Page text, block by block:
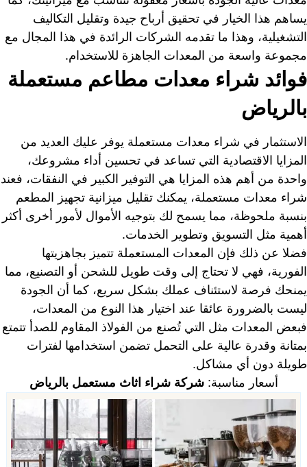
يساهم هذا الخيار في تحقيق أرباح جيدة وتقليل التكاليف
التشغيلية، وهذا ما تقدمه الشركات الرائدة في هذا المجال مع
مجموعة واسعة من المعدات الجاهزة للاستخدام.
فوائد شراء معدات مطاعم مستعملة
بالرياض
الاستثمار في شراء معدات مستعملة يوفر عليك العديد من
المزايا الاقتصادية التي تساعد في تحسين أداء مشروعك،
واحدة من أهم هذه المزايا هي التوفير الكبير في النفقات، فعند
شراء معدات مستعملة، يمكنك تقليل ميزانية تجهيز المطعم
بنسبة ملحوظة، مما يسمح لك بتوجيه الأموال لأمور أخرى أكثر
أهمية مثل التسويق وتطوير الخدمات.
فضلا عن ذلك فإن المعدات المستعملة تتميز بجاهزيتها
الفورية، فهي لا تحتاج إلى وقت طويل للشحن أو التصنيع، مما
يمنحك فرصة لاستئناف عملك بشكل سريع، كما أن الجودة
ليست بالضرورة عائقا عند اختيار هذا النوع من المعدات،
فبعض المعدات مثل التي تُصنع من الفولاذ المقاوم للصدأ تتمتع
بمتانة وقدرة عالية على التحمل تضمن استخدامها لفترات
طويلة دون أي مشاكل.
أسعار مناسبة:شركة شراء اثاث مستعمل بالرياض